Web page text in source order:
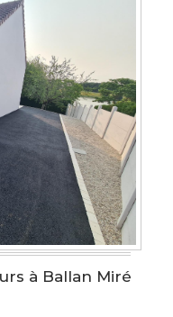
à Ballan Miré